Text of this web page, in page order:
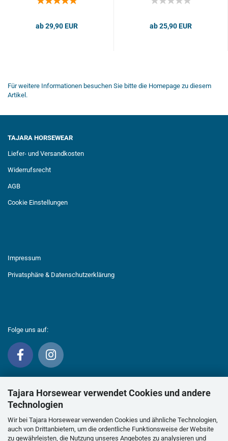
Tajara Horsewear verwendet Cookies und andere
Technologien
Wir bei Tajara Horsewear verwenden Cookies und ähnliche Technologien,
auch von Drittanbietern, um die ordentliche Funktionsweise der Website
zu gewährleisten, die Nutzung unseres Angebotes zu analysieren und
ab 29,90 EUR ab 25,90 EUR
Für weitere Informationen besuchen Sie bitte die Homepage zu diesem
Artikel.
TAJARA HORSEWEAR
Liefer- und Versandkosten
Widerrufsrecht
AGB
Cookie Einstellungen
Impressum
Privatsphäre & Datenschutzerklärung
Folge uns auf: